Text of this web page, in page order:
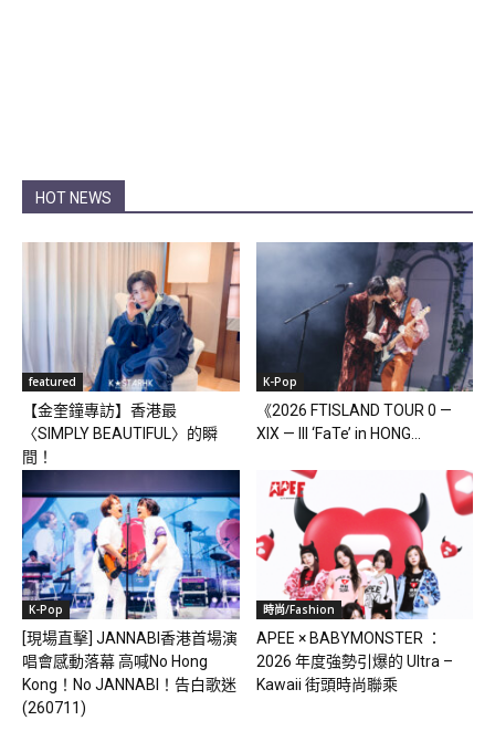
HOT NEWS
featured
【金奎鐘專訪】香港最
〈SIMPLY BEAUTIFUL〉的瞬
間！
K-Pop
《2026 FTISLAND TOUR 0 —
XIX — III ‘FaTe’ in HONG...
K-Pop
[現場直擊] JANNABI香港首場演
唱會感動落幕 高喊No Hong
Kong！No JANNABI！告白歌迷
(260711)
時尚/Fashion
APEE × BABYMONSTER ：
2026 年度強勢引爆的 Ultra –
Kawaii 街頭時尚聯乘